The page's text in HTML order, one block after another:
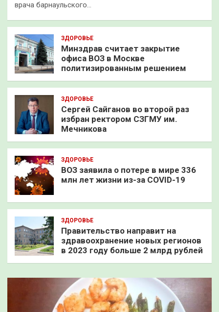
врача барнаульского…
ЗДОРОВЬЕ
Минздрав считает закрытие
офиса ВОЗ в Москве
политизированным решением
ЗДОРОВЬЕ
Сергей Сайганов во второй раз
избран ректором СЗГМУ им.
Мечникова
ЗДОРОВЬЕ
ВОЗ заявила о потере в мире 336
млн лет жизни из-за COVID-19
ЗДОРОВЬЕ
Правительство направит на
здравоохранение новых регионов
в 2023 году больше 2 млрд рублей